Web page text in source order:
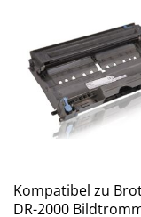
Kompatibel zu
DR-2000